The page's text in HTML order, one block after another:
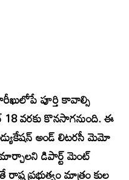
పూర్తి కావాల్సి
వరకు కొనసాగనుంది. ఈ
అండ్ లిటరసీ మెమో
డిపార్ట్ మెంట్
ప్రభుత్వం మాత్రం కుల